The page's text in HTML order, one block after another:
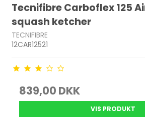
Tecnifibre Carboflex 125
squash ketcher
TECNIFIBRE
12CAR12521
839,00 DKK
VIS PRODUKT